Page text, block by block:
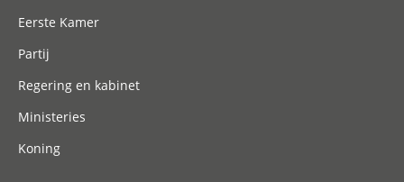
Eerste Kamer
Partij
Regering en kabinet
Ministeries
Koning